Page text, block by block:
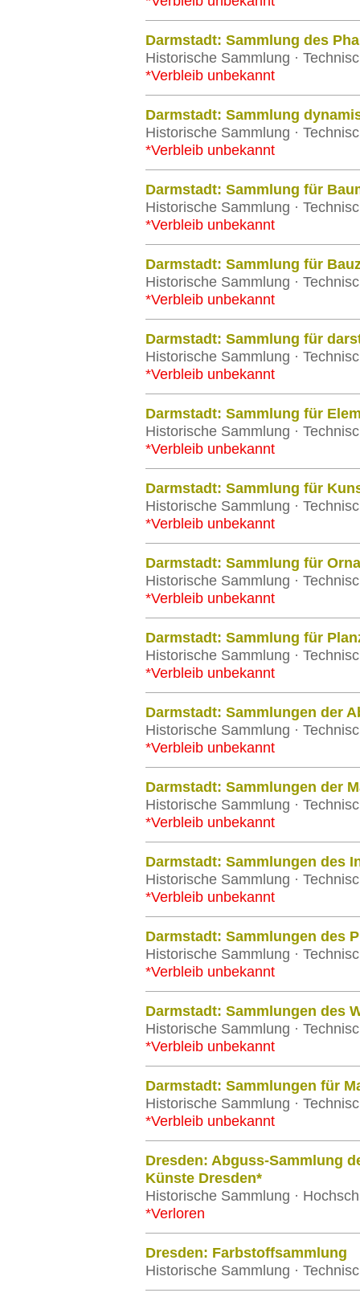
Darmstadt: Sammlung des
Historische Sammlung ·
*Verbleib unbekannt
Darmstadt: Sammlung
Historische Sammlung ·
*Verbleib unbekannt
Darmstadt: Sammlung für
Historische Sammlung ·
*Verbleib unbekannt
Darmstadt: Sammlung für
Historische Sammlung ·
*Verbleib unbekannt
Darmstadt: Sammlung für
Historische Sammlung ·
*Verbleib unbekannt
Darmstadt: Sammlung für
Historische Sammlung ·
*Verbleib unbekannt
Darmstadt: Sammlung für
Historische Sammlung ·
*Verbleib unbekannt
Darmstadt: Sammlung für
Historische Sammlung ·
*Verbleib unbekannt
Darmstadt: Sammlung für
Historische Sammlung ·
*Verbleib unbekannt
Darmstadt: Sammlungen der
Historische Sammlung ·
*Verbleib unbekannt
Darmstadt: Sammlungen der
Historische Sammlung ·
*Verbleib unbekannt
Darmstadt: Sammlungen des
Historische Sammlung ·
*Verbleib unbekannt
Darmstadt: Sammlungen des
Historische Sammlung ·
*Verbleib unbekannt
Darmstadt: Sammlungen des
Historische Sammlung ·
*Verbleib unbekannt
Darmstadt: Sammlungen für
Historische Sammlung ·
*Verbleib unbekannt
Dresden: Abguss-Sammlung
Künste Dresden*
Historische Sammlung ·
*Verloren
Dresden: Farbstoffsammlung
Historische Sammlung ·